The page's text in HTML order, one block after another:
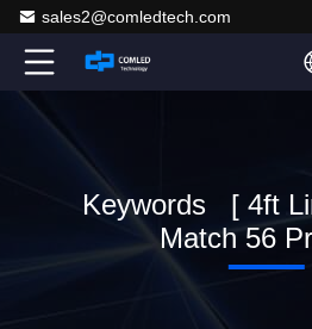
sales2@comledtech.com
Keywords [ 4ft
Match 56